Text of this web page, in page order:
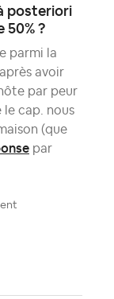
posteriori
?
parmi la
avoir
par peur
le cap. nous
(que
par